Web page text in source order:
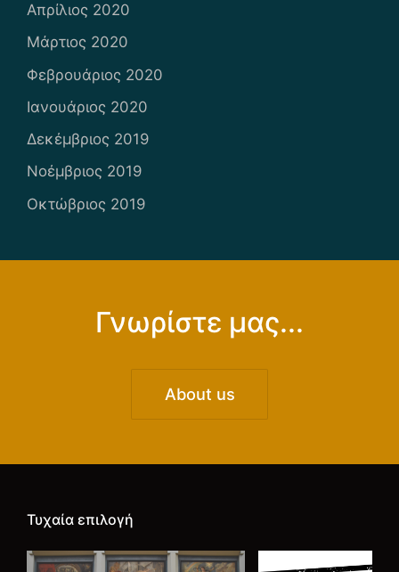
Απρίλιος 2020
Μάρτιος 2020
Φεβρουάριος 2020
Ιανουάριος 2020
Δεκέμβριος 2019
Νοέμβριος 2019
Οκτώβριος 2019
Γνωρίστε μας...
About us
Τυχαία επιλογή